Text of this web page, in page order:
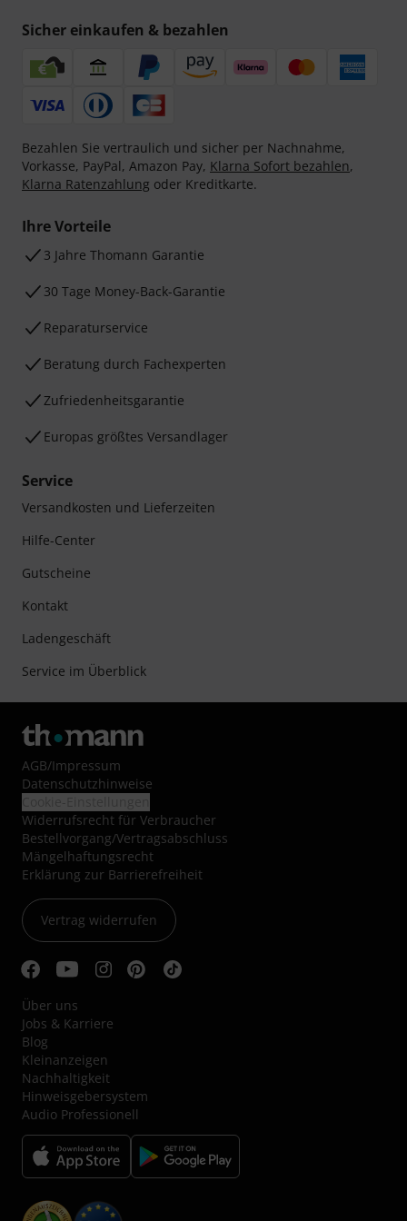
Sicher einkaufen & bezahlen
Bezahlen Sie vertraulich und sicher per Nachnahme,
Vorkasse, PayPal, Amazon Pay, Klarna Sofort bezahlen,
Klarna Ratenzahlung oder Kreditkarte.
Ihre Vorteile
3 Jahre Thomann Garantie
30 Tage Money-Back-Garantie
Reparaturservice
Beratung durch Fachexperten
Zufriedenheitsgarantie
Europas größtes Versandlager
Service
Versandkosten und Lieferzeiten
Hilfe-Center
Gutscheine
Kontakt
Ladengeschäft
Service im Überblick
AGB/Impressum
Datenschutzhinweise
Widerrufsrecht für Verbraucher
Bestellvorgang/Vertragsabschluss
Mängelhaftungsrecht
Erklärung zur Barrierefreiheit
Vertrag widerrufen
Über uns
Jobs & Karriere
Blog
Kleinanzeigen
Nachhaltigkeit
Hinweisgebersystem
Audio Professionell